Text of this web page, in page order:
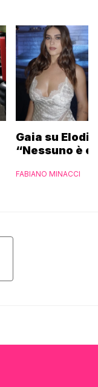
Gaia su
“Nessuno è
FABIANO MINACCI